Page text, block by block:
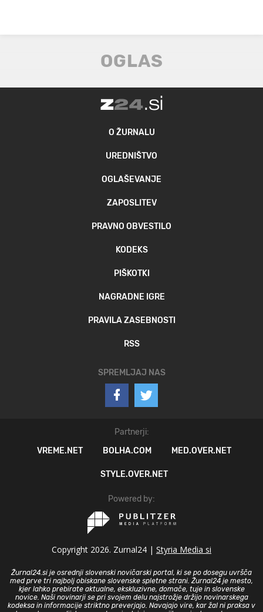
O ŽURNALU
UREDNIŠTVO
OGLAŠEVANJE
ZAPOSLITEV
PRAVNO OBVESTILO
KODEKS
PIŠKOTKI
NAGRADNE IGRE
PRAVILA ZASEBNOSTI
RSS
SPREMLJAJ NAS
Partnerji:
VREME.NET
BOLHA.COM MED.OVER.NET
STYLE.OVER.NET
Powered by:
Copyright 2026. Zurnal24 | Styria Media si
Žurnal24.si je osrednji slovenski novičarski portal, ki se po dosegu uvršča
med prve tri najbolj obiskane slovenske spletne strani. Žurnal24 je mesto,
kjer lahko prebirate aktualne, ekskluzivne, domače, tuje in slovenske
novice. Naši novinarji se pri svojem delu najstrožje držijo novinarskega
kodeksa in informacije striktno preverjajo. Navajajo vire, kar žal ni praksa v